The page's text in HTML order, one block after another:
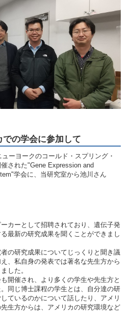
の学会に参加して
ーヨークのコールド・スプリング・
された"Gene Expression and
学会に、当研究室から池川さん
カーとして招聘されており、遺伝子発
最新の研究成果を聞くことができまし
の研究成果についてじっくりと聞き議
、私自身の発表では著名な先生方から
した。
開催され、より多くの学生や先生方と
同じ博士課程の学生とは、自分達の研
ているのかについて話したり、アメリ
生方からは、アメリカの研究環境など